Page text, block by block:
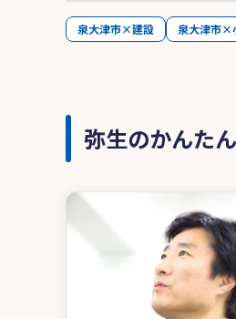
泉大津市×建設 泉大津市×
弥生のかんた